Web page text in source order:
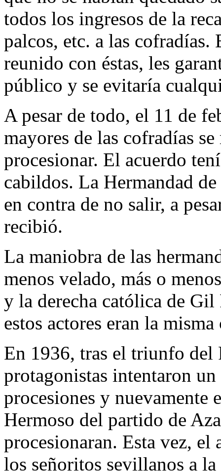
todos los ingresos de la
palcos, etc. a las
reunido con éstas, les
público y se evitaría
A pesar de todo, el 11 de
mayores de las cofradías
procesionar. El acuerdo
cabildos. La Hermandad
en contra de no salir, a
recibió.
La maniobra de las
menos velado, más o
y la derecha católica de
estos actores eran la misma
En 1936, tras el triunfo del
protagonistas intentaron
procesiones y nuevamente
Hermoso del partido de
procesionaran. Esta vez, el
los señoritos sevillanos a